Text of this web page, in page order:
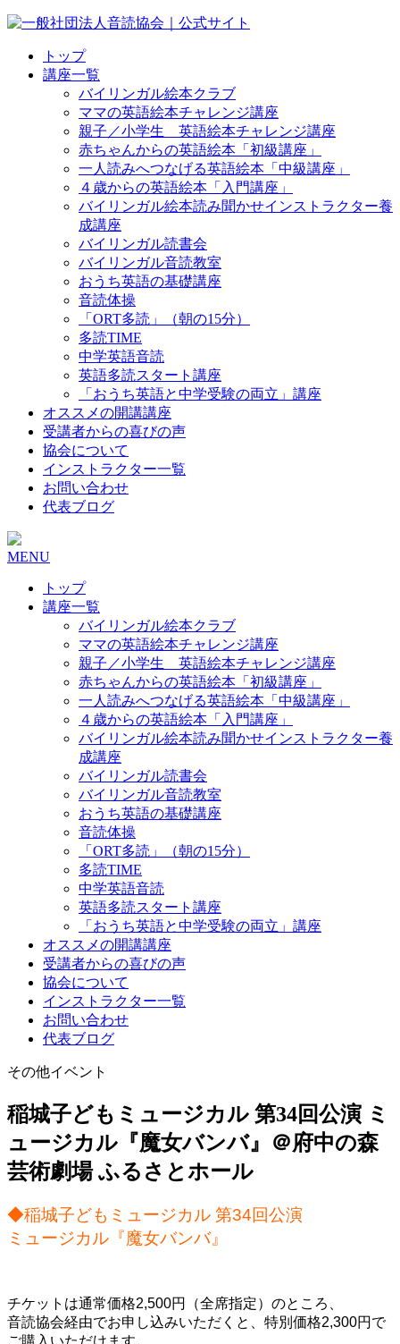
トップ
講座一覧
バイリンガル絵本クラブ
ママの英語絵本チャレンジ講座
親子／小学生 英語絵本チャレンジ講座
赤ちゃんからの英語絵本「初級講座」
一人読みへつなげる英語絵本「中級講座」
４歳からの英語絵本「入門講座」
バイリンガル絵本読み聞かせインストラクター養
成講座
バイリンガル読書会
バイリンガル音読教室
おうち英語の基礎講座
音読体操
「ORT多読」（朝の15分）
多読TIME
中学英語音読
英語多読スタート講座
「おうち英語と中学受験の両立」講座
オススメの開講講座
受講者からの喜びの声
協会について
インストラクター一覧
お問い合わせ
代表ブログ
MENU
トップ
講座一覧
バイリンガル絵本クラブ
ママの英語絵本チャレンジ講座
親子／小学生 英語絵本チャレンジ講座
赤ちゃんからの英語絵本「初級講座」
一人読みへつなげる英語絵本「中級講座」
４歳からの英語絵本「入門講座」
バイリンガル絵本読み聞かせインストラクター養
成講座
バイリンガル読書会
バイリンガル音読教室
おうち英語の基礎講座
音読体操
「ORT多読」（朝の15分）
多読TIME
中学英語音読
英語多読スタート講座
「おうち英語と中学受験の両立」講座
オススメの開講講座
受講者からの喜びの声
協会について
インストラクター一覧
お問い合わせ
代表ブログ
その他イベント
稲城子どもミュージカル 第34回公演 ミ
ュージカル『魔女バンバ』＠府中の森
芸術劇場 ふるさとホール
◆稲城子どもミュージカル 第34回公演
ミュージカル『魔女バンバ』
チケットは通常価格2,500円（全席指定）のところ、
音読協会経由でお申し込みいただくと、特別価格2,300円で
ご購入いただけます。